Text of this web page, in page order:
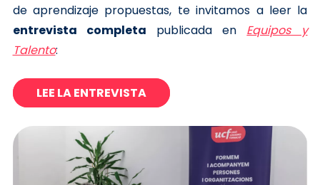
de aprendizaje propuestas, te invitamos a leer la
entrevista completa publicada en Equipos y
Talento:
LEE LA ENTREVISTA